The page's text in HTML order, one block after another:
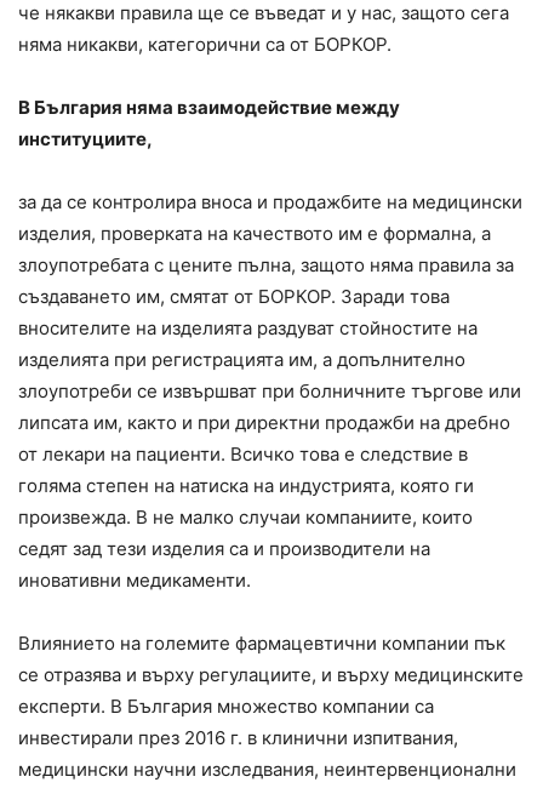
че някакви правила ще се въведат и у нас, защото сега
няма никакви, категорични са от БОРКОР.
В България няма взаимодействие между
институциите,
за да се контролира вноса и продажбите на медицински
изделия, проверката на качеството им е формална, а
злоупотребата с цените пълна, защото няма правила за
създаването им, смятат от БОРКОР. Заради това
вносителите на изделията раздуват стойностите на
изделията при регистрацията им, а допълнително
злоупотреби се извършват при болничните търгове или
липсата им, както и при директни продажби на дребно
от лекари на пациенти. Всичко това е следствие в
голяма степен на натиска на индустрията, която ги
произвежда. В не малко случаи компаниите, които
седят зад тези изделия са и производители на
иновативни медикаменти.
Влиянието на големите фармацевтични компании пък
се отразява и върху регулациите, и върху медицинските
експерти. В България множество компании са
инвестирали през 2016 г. в клинични изпитвания,
медицински научни изследвания, неинтервенционални